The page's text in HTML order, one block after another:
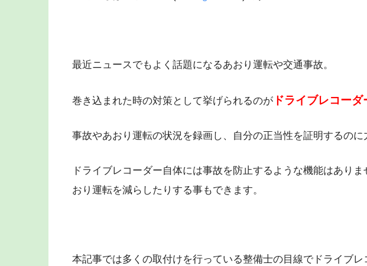
最近ニュースでもよく話題になるあおり運転や交通事故。
巻き込まれた時の対策として挙げられるのが ドライブレコーダ
事故やあおり運転の状況を録画し、自分の正当性を証明するのに
ドライブレコーダー自体には事故を防止するような機能はあり
おり運転を減らしたりする事もできます。
本記事では多くの取付けを行っている整備士の目線でドライブ